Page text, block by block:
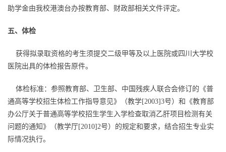
助学金由我校港澳台办按教育部、财政部相关文件评定。
五、体检
获得拟录取资格的考生须提交二级甲等及以上医院或四川大学校
医院出具的体检报告原件。
体检标准：参照教育部、卫生部、中国残疾人联合会修订的《普
通高等学校招生体检工作指导意见》（教学[2003]3号）和《教育部
办公厅关于普通高等学校招生学生入学检查取消乙肝项目检测有关
问题的通知》（教学厅[2010]2号）的规定和要求，结合招生专业实
际情况执行。